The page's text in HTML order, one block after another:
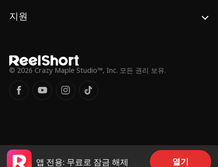
지원
© 2026 Crazy Maple Studio™, Inc. 모든 권리 보유.
앱 전용: 무료로 잠금 해제 열기